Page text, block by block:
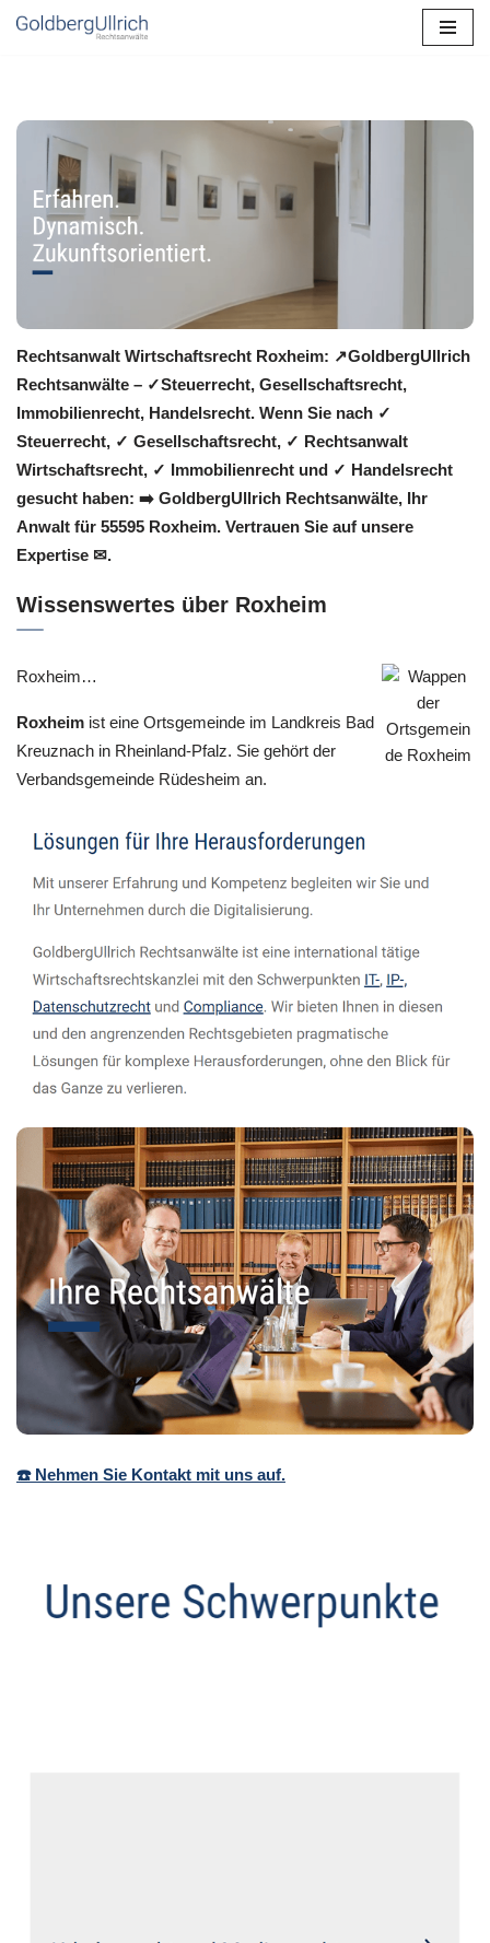
Rechtsanwalt Wirtschaftsrecht Roxheim: ↗️GoldbergUllrich
Rechtsanwälte – ✓Steuerrecht, Gesellschaftsrecht,
Immobilienrecht, Handelsrecht. Wenn Sie nach ✓
Steuerrecht, ✓ Gesellschaftsrecht, ✓ Rechtsanwalt
Wirtschaftsrecht, ✓ Immobilienrecht und ✓ Handelsrecht
gesucht haben: ➡️ GoldbergUllrich Rechtsanwälte, Ihr
Anwalt für 55595 Roxheim. Vertrauen Sie auf unsere
Expertise ✉.
Wissenswertes über Roxheim
Roxheim…
Roxheim ist eine Ortsgemeinde im Landkreis Bad
Kreuznach in Rheinland-Pfalz. Sie gehört der
Verbandsgemeinde Rüdesheim an.
☎️ Nehmen Sie Kontakt mit uns auf.